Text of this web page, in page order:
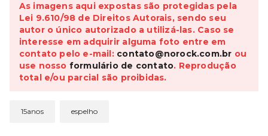
As imagens aqui expostas são protegidas pela
Lei 9.610/98 de Direitos Autorais, sendo seu
autor o único autorizado a utilizá-las. Caso se
interesse em adquirir alguma foto entre em
contato pelo e-mail: contato@norock.com.br ou
use nosso formulário de contato. Reprodução
total e/ou parcial são proibidas.
15anos espelho